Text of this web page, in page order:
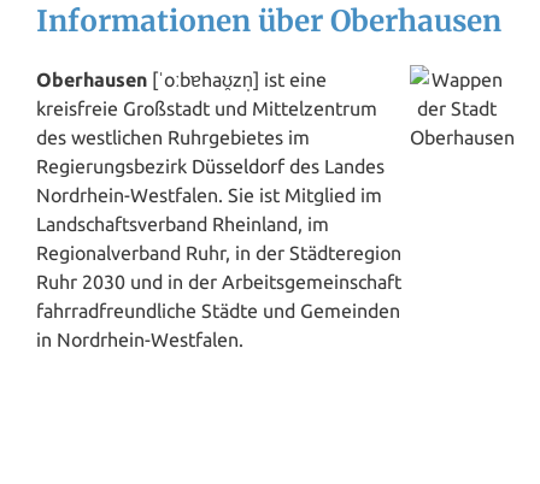
Informationen über Oberhausen
Oberhausen [ˈoːbɐhaʊ̯zn̩] ist eine
kreisfreie Großstadt und Mittelzentrum
des westlichen Ruhrgebietes im
Regierungsbezirk Düsseldorfdes Landes
Nordrhein-Westfalen. Sie ist Mitglied im
Landschaftsverband Rheinland, im
Regionalverband Ruhr, in der Städteregion
Ruhr 2030 und in der Arbeitsgemeinschaft
fahrradfreundliche Städte und Gemeinden
in Nordrhein-Westfalen.